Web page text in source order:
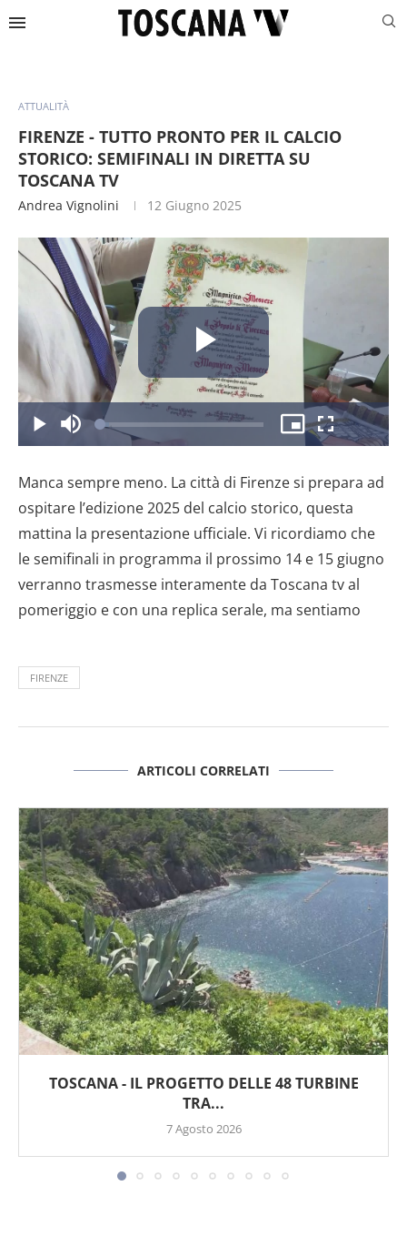
ATTUALITÀ
FIRENZE - TUTTO PRONTO PER IL CALCIO
STORICO: SEMIFINALI IN DIRETTA SU
TOSCANA TV
Andrea Vignolini 12 Giugno 2025
il
video
PlayDisattiva
l’audio
Caricato:
5.28%
Picture-
in-
Schermo
intero
Manca sempre meno. La città di Firenze si prepara ad
ospitare l’edizione 2025 del calcio storico, questa
mattina la presentazione ufficiale. Vi ricordiamo che
le semifinali in programma il prossimo 14 e 15 giugno
verranno trasmesse interamente da Toscana tv al
pomeriggio e con una replica serale, ma sentiamo
FIRENZE
ARTICOLI CORRELATI
TOSCANA - IL PROGETTO DELLE 48 TURBINE
TRA...
7 Agosto 2026